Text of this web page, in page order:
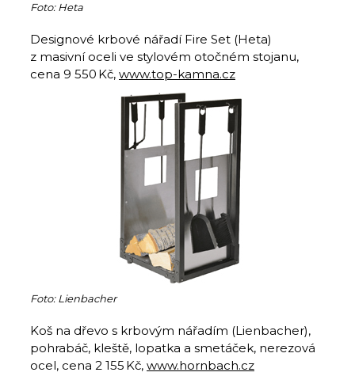
Foto: Heta
Designové krbové nářadí Fire Set (Heta)
z masivní oceli ve stylovém otočném stojanu,
cena 9 550 Kč, www.top-kamna.cz
Foto: Lienbacher
Koš na dřevo s krbovým nářadím (Lienbacher),
pohrabáč, kleště, lopatka a smetáček, nerezová
ocel, cena 2 155 Kč, www.hornbach.cz